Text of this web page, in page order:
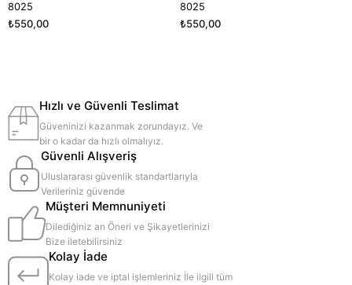
8025
₺550,00
8025
₺550,00
Hızlı ve Güvenli Teslimat
Güveninizi kazanmak zorundayız. Ve
bir o kadar da hızlı olmalıyız.
Güvenli Alışveriş
Uluslararası güvenlik standartlarıyla
Verileriniz güvende
Müşteri Memnuniyeti
Dilediğiniz an Öneri ve Şikayetlerinizi
Bize iletebilirsiniz
Kolay İade
Kolay iade ve iptal işlemleriniz İle ilgili tüm